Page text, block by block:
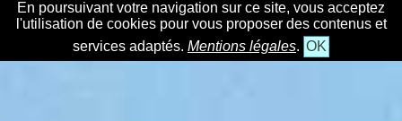
En poursuivant votre navigation sur ce site, vous acceptez
l'utilisation de cookies pour vous proposer des contenus et
services adaptés. Mentions légales. OK